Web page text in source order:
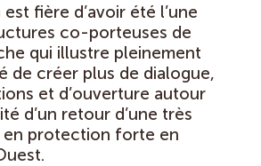
est fière d’avoir été l’une
co-porteuses de
qui illustre pleinement
de créer plus de dialogue,
et d’ouverture autour
d’un retour d’une très
protection forte en